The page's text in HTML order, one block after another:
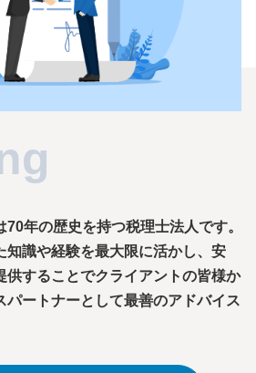
年の歴史を持つ税理士法人です。
知識や経験を最大限に活かし、安
供することでクライアントの皆様か
パートナーとして最善のアドバイス